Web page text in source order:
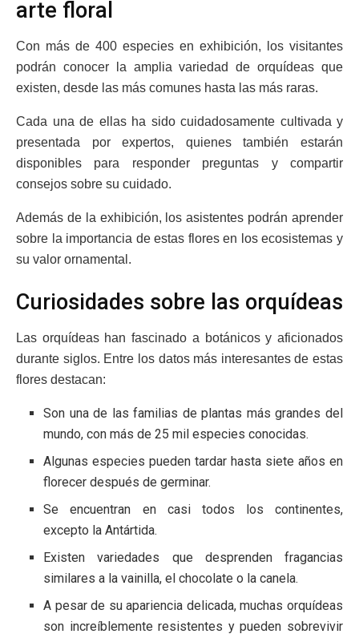
arte floral
Con más de 400 especies en exhibición, los visitantes
podrán conocer la amplia variedad de orquídeas que
existen, desde las más comunes hasta las más raras.
Cada una de ellas ha sido cuidadosamente cultivada y
presentada por expertos, quienes también estarán
disponibles para responder preguntas y compartir
consejos sobre su cuidado.
Además de la exhibición, los asistentes podrán aprender
sobre la importancia de estas flores en los ecosistemas y
su valor ornamental.
Curiosidades sobre las orquídeas
Las orquídeas han fascinado a botánicos y aficionados
durante siglos. Entre los datos más interesantes de estas
flores destacan:
Son una de las familias de plantas más grandes del
mundo, con más de 25 mil especies conocidas.
Algunas especies pueden tardar hasta siete años en
florecer después de germinar.
Se encuentran en casi todos los continentes,
excepto la Antártida.
Existen variedades que desprenden fragancias
similares a la vainilla, el chocolate o la canela.
A pesar de su apariencia delicada, muchas orquídeas
son increíblemente resistentes y pueden sobrevivir